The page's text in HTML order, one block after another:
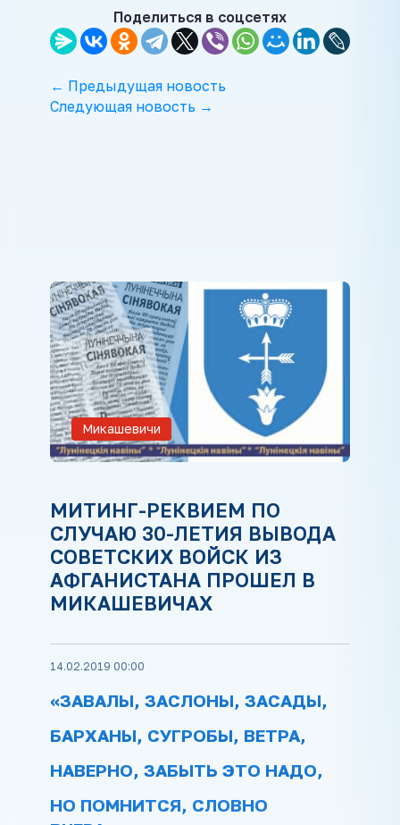
Поделиться в соцсетях
← Предыдущая новость
Следующая новость →
Микашевичи
МИТИНГ-РЕКВИЕМ ПО
СЛУЧАЮ 30-ЛЕТИЯ ВЫВОДА
СОВЕТСКИХ ВОЙСК ИЗ
АФГАНИСТАНА ПРОШЕЛ В
МИКАШЕВИЧАХ
14.02.2019 00:00
«ЗАВАЛЫ, ЗАСЛОНЫ, ЗАСАДЫ,
БАРХАНЫ, СУГРОБЫ, ВЕТРА,
НАВЕРНО, ЗАБЫТЬ ЭТО НАДО,
НО ПОМНИТСЯ, СЛОВНО